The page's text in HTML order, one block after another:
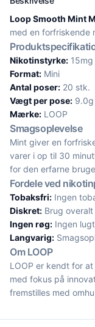
Loop Smooth Mint
med en forfriskende
Nikotinstyrke: 15mg
Format: Mini
Antal poser: 20 stk.
Vægt per pose: 9.0g
Mærke: LOOP
Smagsoplevelse
Mint giver en
varer i op til 30
for den erfarne
Fordele ved
Tobaksfri: Ingen
Diskret: Brug
Ingen røg: Ingen
Langvarig:
Om LOOP
LOOP er kendt for
med fokus på
fremstilles med